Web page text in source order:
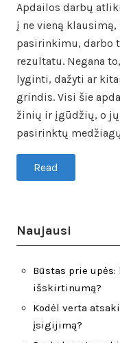
Apdailos darbų
į ne vieną
pasirinkimu, darbo
rezultatu. Negana
lyginti, dažyti ar
grindis. Visi šie
žinių ir įgūdžių, o
pasirinktų
Read
Naujausi
Būstas prie
išskirtinumą?
Kodėl verta
įsigijimą?